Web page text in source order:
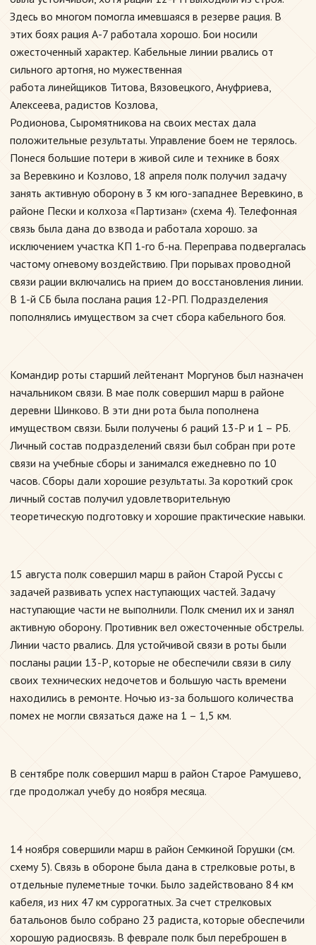
Здесь во многом помогла имевшаяся в резерве рация. В
этих боях рация А-7 работала хорошо. Бои носили
ожесточенный характер. Кабельные линии рвались от
сильного артогня, но мужественная
работа линейщиков Титова, Вязовецкого, Ануфриева,
Алексеева, радистов Козлова,
Родионова, Сыромятникова на своих местах дала
положительные результаты. Управление боем не терялось.
Понеся большие потери в живой силе и технике в боях
за Веревкино и Козлово, 18 апреля полк получил задачу
занять активную оборону в 3 км юго-западнее Веревкино, в
районе Пески и колхоза «Партизан» (схема 4). Телефонная
связь была дана до взвода и работала хорошо. за
исключением участка КП 1-го б-на. Переправа подвергалась
частому огневому воздействию. При порывах проводной
связи рации включались на прием до восстановления линии.
В 1-й СБ была послана рация 12-РП. Подразделения
пополнялись имуществом за счет сбора кабельного боя.
Командир роты старший лейтенант Моргунов был назначен
начальником связи. В мае полк совершил марш в районе
деревни Шинково. В эти дни рота была пополнена
имуществом связи. Были получены 6 раций 13-Р и 1 – РБ.
Личный состав подразделений связи был собран при роте
связи на учебные сборы и занимался ежедневно по 10
часов. Сборы дали хорошие результаты. За короткий срок
личный состав получил удовлетворительную
теоретическую подготовку и хорошие практические навыки.
15 августа полк совершил марш в район Старой Руссы с
задачей развивать успех наступающих частей. Задачу
наступающие части не выполнили. Полк сменил их и занял
активную оборону. Противник вел ожесточенные обстрелы.
Линии часто рвались. Для устойчивой связи в роты были
посланы рации 13-Р, которые не обеспечили связи в силу
своих технических недочетов и большую часть времени
находились в ремонте. Ночью из-за большого количества
помех не могли связаться даже на 1 – 1,5 км.
В сентябре полк совершил марш в район Старое Рамушево,
где продолжал учебу до ноября месяца.
14 ноября совершили марш в район Семкиной Горушки (см.
схему 5). Связь в обороне была дана в стрелковые роты, в
отдельные пулеметные точки. Было задействовано 84 км
кабеля, из них 47 км суррогатных. За счет стрелковых
батальонов было собрано 23 радиста, которые обеспечили
хорошую радиосвязь. В феврале полк был переброшен в